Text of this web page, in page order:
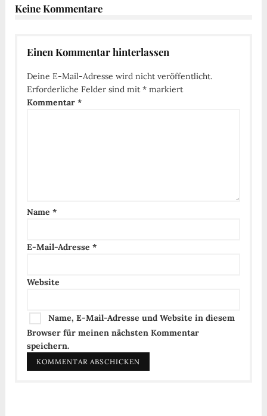
Keine Kommentare
Einen Kommentar hinterlassen
Deine E-Mail-Adresse wird nicht veröffentlicht.
Erforderliche Felder sind mit *markiert
Kommentar *
Name *
E-Mail-Adresse *
Website
Name, E-Mail-Adresse und Website in diesem
Browser für meinen nächsten Kommentar
speichern.